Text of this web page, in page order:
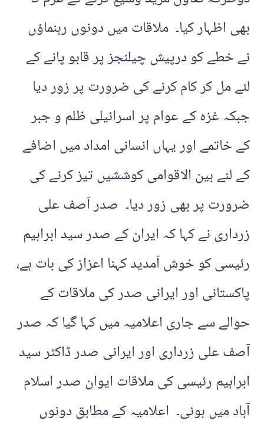
بھی اظہار کیا۔ ملاقات میں دونوں رہنماؤں
نے خطے کو درپیش چیلنجز پر قابو پانے کے
لئے مل کر کام کرنے کی ضرورت پر زور دیا
جبکہ غزہ کے عوام پر اسرائیلی ظلم و جبر
کے خاتمے اور یہاں انسانی امداد میں اضافے
کے لئے بین الاقوامی کوششیں تیز کرنے کی
ضرورت پر بھی زور دیا۔ صدر آصف علی
زرداری نے کہا کہ ایران کے صدر سید ابراہیم
رئیسی کو خوش آمدید کہنا اعزاز کی بات ہے،
پاکستانی اور ایرانی صدر کی ملاقات کے
حوالے سے جاری اعلامیہ میں کہا گیا کہ صدر
آصف علی زرداری اور ایرانی صدر ڈاکٹر سید
ابراہیم رئیسی کی ملاقات ایوان صدر اسلام
آباد میں ہوئی۔ اعلامیہ کے مطابق دونوں